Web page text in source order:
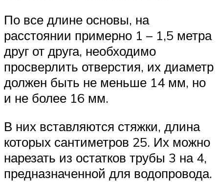
По все длине основы, на
расстоянии примерно 1 – 1,5 метра
друг от друга, необходимо
просверлить отверстия, их диаметр
должен быть не меньше 14 мм, но
и не более 16 мм.
В них вставляются стяжки, длина
которых сантиметров 25. Их можно
нарезать из остатков трубы 3 на 4,
предназначенной для водопровода.